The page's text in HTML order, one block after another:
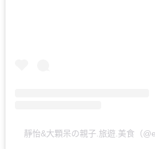
靜怡&大顆呆の親子.旅遊.美食（